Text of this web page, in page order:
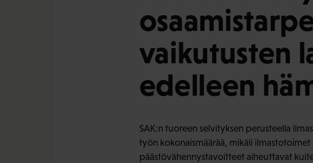
vaikutusten
edelleen
SAK:n tuoreen selvityksen perusteella
työn kokonaismäärää, mikäli
päästövähennystavoitteet aiheuttavat